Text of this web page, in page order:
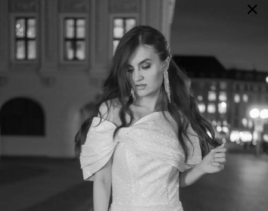
×
GALERIE SELECTION BRAUTMODE SHOP IT
Array ( [0] => extra_args [1] => Array ( [post__not_in] =>
Array ( [0] => 106744 ) ) )